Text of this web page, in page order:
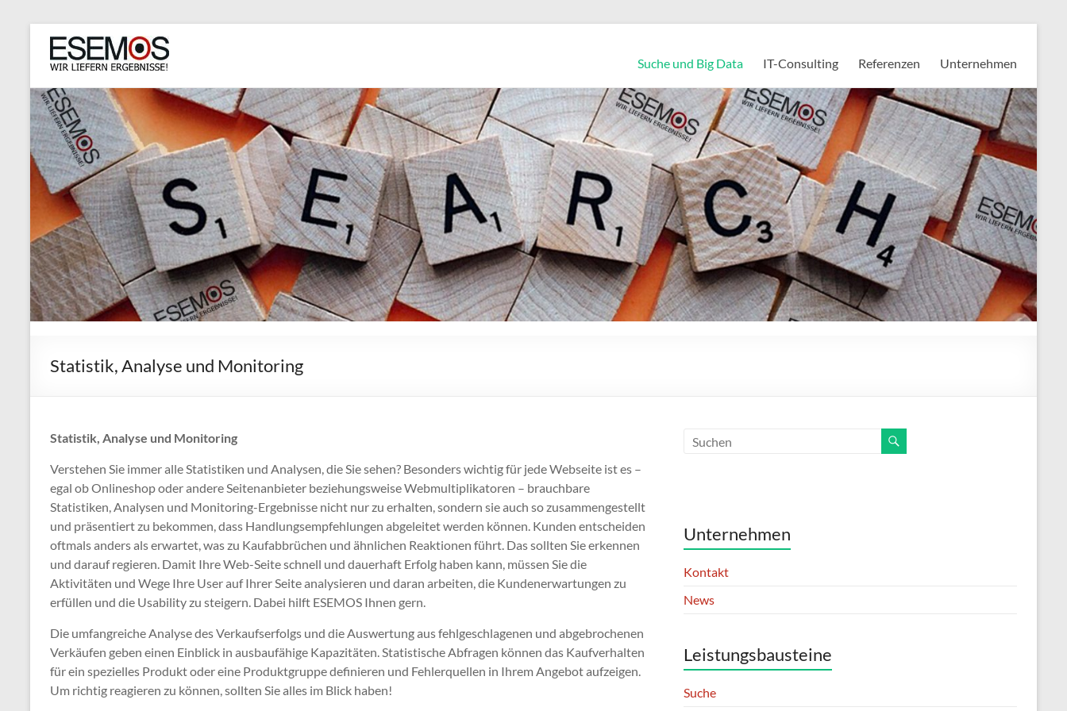
ESEMOS
GmbH
Experte
für
Suche
|
Wir
liefern
Ergebnisse
Suche und Big Data IT-Consulting Referenzen Unternehmen
Statistik, Analyse und Monitoring
Statistik, Analyse und Monitoring
Verstehen Sie immer alle Statistiken und Analysen, die Sie sehen? Besonders wichtig für jede Webseite ist es –
egal ob Onlineshop oder andere Seitenanbieter beziehungsweise Webmultiplikatoren – brauchbare
Statistiken, Analysen und Monitoring-Ergebnisse nicht nur zu erhalten, sondern sie auch so zusammengestellt
und präsentiert zu bekommen, dass Handlungsempfehlungen abgeleitet werden können. Kunden entscheiden
oftmals anders als erwartet, was zu Kaufabbrüchen und ähnlichen Reaktionen führt. Das sollten Sie erkennen
und darauf regieren. Damit Ihre Web-Seite schnell und dauerhaft Erfolg haben kann, müssen Sie die
Aktivitäten und Wege Ihre User auf Ihrer Seite analysieren und daran arbeiten, die Kundenerwartungen zu
erfüllen und die Usability zu steigern. Dabei hilft ESEMOS Ihnen gern.
Die umfangreiche Analyse des Verkaufserfolgs und die Auswertung aus fehlgeschlagenen und abgebrochenen
Verkäufen geben einen Einblick in ausbaufähige Kapazitäten. Statistische Abfragen können das Kaufverhalten
für ein spezielles Produkt oder eine Produktgruppe definieren und Fehlerquellen in Ihrem Angebot aufzeigen.
Um richtig reagieren zu können, sollten Sie alles im Blick haben!
Unternehmen
Kontakt
News
Leistungsbausteine
Suche